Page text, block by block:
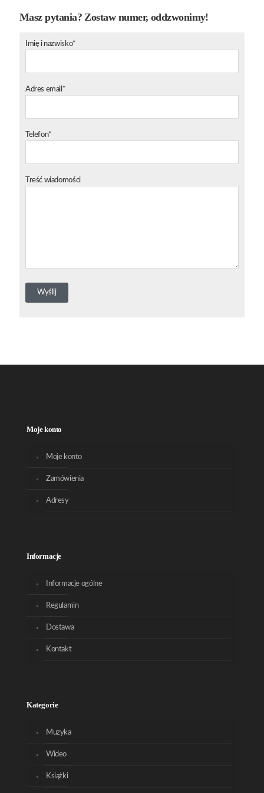
Masz pytania? Zostaw numer, oddzwonimy!
Imię i nazwisko*
Adres email*
Telefon*
Treść wiadomości
Moje konto
Moje konto
Zamówienia
Adresy
Informacje
Informacje ogólne
Regulamin
Dostawa
Kontakt
Kategorie
Muzyka
Wideo
Książki